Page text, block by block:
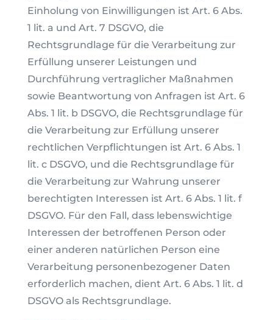
Einholung von Einwilligungen ist Art. 6 Abs.
1 lit. a und Art. 7 DSGVO, die
Rechtsgrundlage für die Verarbeitung zur
Erfüllung unserer Leistungen und
Durchführung vertraglicher Maßnahmen
sowie Beantwortung von Anfragen ist Art. 6
Abs. 1 lit. b DSGVO, die Rechtsgrundlage für
die Verarbeitung zur Erfüllung unserer
rechtlichen Verpflichtungen ist Art. 6 Abs. 1
lit. c DSGVO, und die Rechtsgrundlage für
die Verarbeitung zur Wahrung unserer
berechtigten Interessen ist Art. 6 Abs. 1 lit. f
DSGVO. Für den Fall, dass lebenswichtige
Interessen der betroffenen Person oder
einer anderen natürlichen Person eine
Verarbeitung personenbezogener Daten
erforderlich machen, dient Art. 6 Abs. 1 lit. d
DSGVO als Rechtsgrundlage.